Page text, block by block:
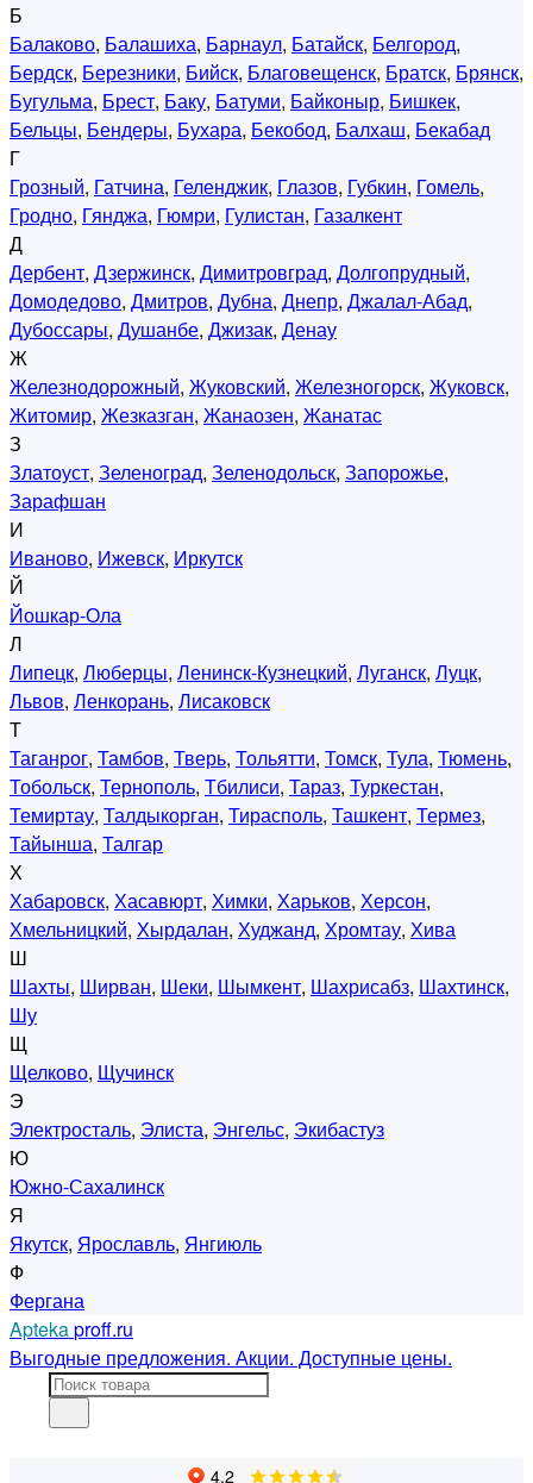
Б
Балаково, Балашиха, Барнаул, Батайск, Белгород,
Бердск, Березники, Бийск, Благовещенск, Братск, Брянск,
Бугульма, Брест, Баку, Батуми, Байконыр, Бишкек,
Бельцы, Бендеры, Бухара, Бекобод, Балхаш, Бекабад
Г
Грозный, Гатчина, Геленджик, Глазов, Губкин, Гомель,
Гродно, Гянджа, Гюмри, Гулистан, Газалкент
Д
Дербент, Дзержинск, Димитровград, Долгопрудный,
Домодедово, Дмитров, Дубна, Днепр, Джалал-Абад,
Дубоссары, Душанбе, Джизак, Денау
Ж
Железнодорожный, Жуковский, Железногорск, Жуковск,
Житомир, Жезказган, Жанаозен, Жанатас
З
Златоуст, Зеленоград, Зеленодольск, Запорожье,
Зарафшан
И
Иваново, Ижевск, Иркутск
Й
Йошкар-Ола
Л
Липецк, Люберцы, Ленинск-Кузнецкий, Луганск, Луцк,
Львов, Ленкорань, Лисаковск
Т
Таганрог, Тамбов, Тверь, Тольятти, Томск, Тула, Тюмень,
Тобольск, Тернополь, Тбилиси, Тараз, Туркестан,
Темиртау, Талдыкорган, Тирасполь, Ташкент, Термез,
Тайынша, Талгар
Х
Хабаровск, Хасавюрт, Химки, Харьков, Херсон,
Хмельницкий, Хырдалан, Худжанд, Хромтау, Хива
Ш
Шахты, Ширван, Шеки, Шымкент, Шахрисабз, Шахтинск,
Шу
Щ
Щелково, Щучинск
Э
Электросталь, Элиста, Энгельс, Экибастуз
Ю
Южно-Сахалинск
Я
Якутск, Ярославль, Янгиюль
Ф
Фергана
Aptekaproff.ru
Выгодные предложения. Акции. Доступные цены.